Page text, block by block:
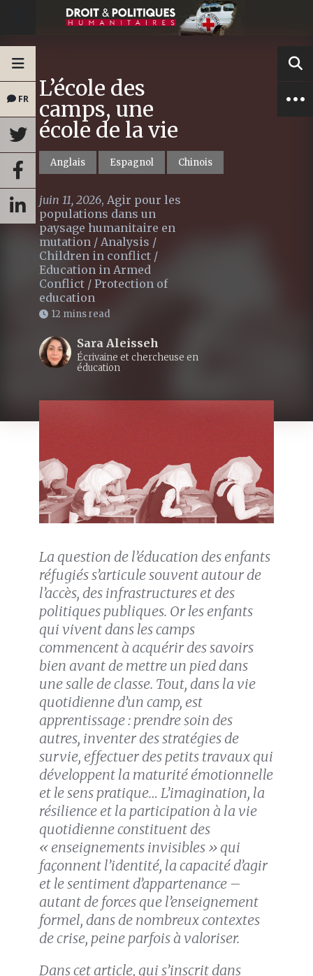
FR L’école des
camps, une
école de la vie
Anglais Espagnol Chinois
juin 11, 2026, Agir pour les
populations dans un
paysage humanitaire en
mutation / Analysis /
Children in conflict /
Education in Armed
Conflict / Protection of
education
12 mins read
Sara Aleisseh
Écrivaine et chercheuse en
éducation
La question de l’éducation des enfants
réfugiés s’articule souvent autour de
l’accès, des infrastructures et des
politiques publiques. Or les enfants
qui vivent dans les camps
commencent à acquérir des savoirs
bien avant de mettre un pied dans
une salle de classe. Tout, dans la vie
quotidienne d’un camp, est
apprentissage : prendre soin des
autres, inventer des stratégies de
survie, effectuer des petits travaux qui
développent la maturité émotionnelle
et le sens pratique… L’imagination, la
résilience et la participation à la vie
quotidienne constituent des
« enseignements invisibles » qui
façonnent l’identité, la capacité d’agir
et le sentiment d’appartenance –
autant de forces que l’enseignement
formel, dans de nombreux contextes
de crise, peine parfois à valoriser.
Dans cet article, qui s’inscrit dans